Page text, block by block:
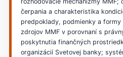
čerpania a charakteristika
predpoklady, podmienky a
zdrojov MMF v porovnaní s
poskytnutia finančných
organizácií Svetovej banky;